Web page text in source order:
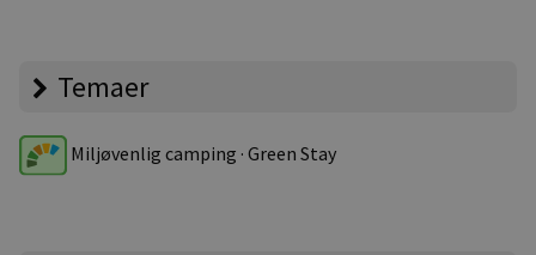
Temaer
Miljøvenlig camping · Green Stay